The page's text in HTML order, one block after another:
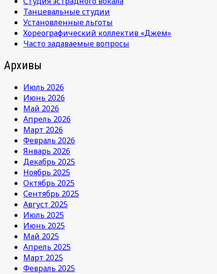
Танцевальные студии
Установленные льготы
Хореографический коллектив «Джем»
Часто задаваемые вопросы
Архивы
Июль 2026
Июнь 2026
Май 2026
Апрель 2026
Март 2026
Февраль 2026
Январь 2026
Декабрь 2025
Ноябрь 2025
Октябрь 2025
Сентябрь 2025
Август 2025
Июль 2025
Июнь 2025
Май 2025
Апрель 2025
Март 2025
Февраль 2025